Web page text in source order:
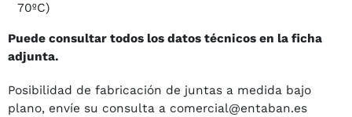
70ºC)
Puede consultar todos los datos técnicos en la ficha
adjunta.
Posibilidad de fabricación de juntas a medida bajo
plano, envíe su consulta a comercial@entaban.es